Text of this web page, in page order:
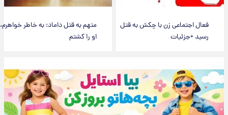
فعال اجتماعی زن با چکش به قتل
رسید +جزئیات
متهم به قتل داماد: به خاطر خواهرم،
او را کشتم